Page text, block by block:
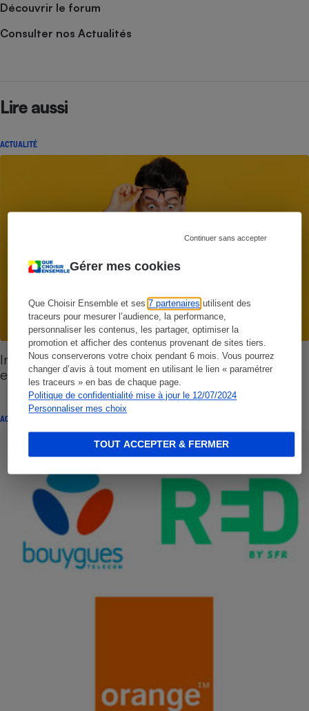
Gérer mes cookies
Que Choisir Ensemble et ses7 partenaires utilisent des
traceurs pour mesurer l’audience, la performance,
personnaliser les contenus, les partager, optimiser la
promotion et afficher des contenus provenant de sites tiers.
Nous conserverons votre choix pendant 6 mois. Vous pourrez
changer d’avis à tout moment en utilisant le lien « paramétrer
les traceurs » en bas de chaque page.
Politique de confidentialité mise à jour le 12/07/2024
Personnaliser mes choix
Continuer sans accepter
TOUT ACCEPTER & FERMER
Découvrir le forum
Consulter nos Actualités
Lire aussi
ACTUALITÉ
Inflation - Hausse des forfaits mobiles et Internet
en vue
ACTUALITÉ